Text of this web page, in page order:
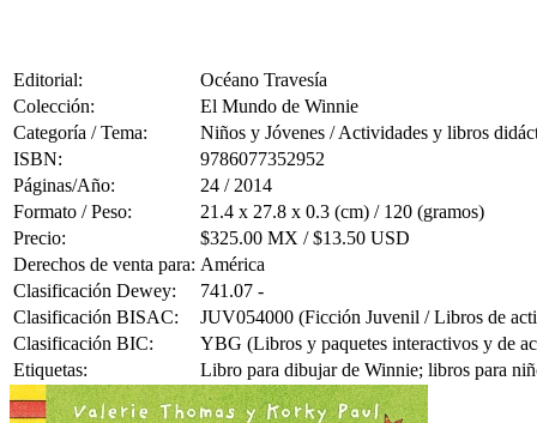
Editorial:
Océano Travesía
Colección:
El Mundo de Winnie
Categoría / Tema:
Niños y Jóvenes / Actividades y libros
ISBN:
9786077352952
Páginas/Año:
24 / 2014
Formato / Peso:
21.4 x 27.8 x 0.3 (cm) / 120 (gramos)
Precio:
$325.00 MX / $13.50 USD
Derechos de venta para: América
Clasificación Dewey:
741.07 -
Clasificación BISAC:
JUV054000 (Ficción Juvenil / Libros de
Clasificación BIC:
YBG (Libros y paquetes interactivos y de
Etiquetas:
Libro para dibujar de Winnie; libros para